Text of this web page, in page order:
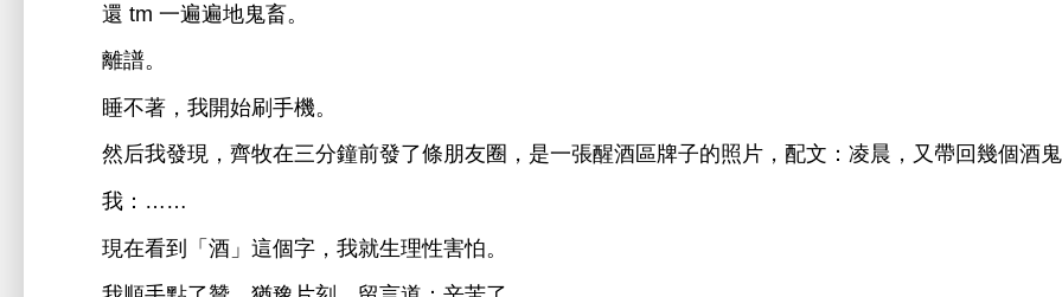
還 tm
遍遍
鬼畜。
譜。
著，
始刷
。
然后
現， 牧 分鐘 條朋友圈， 張 酒區牌子
照片，配文：凌晨，又帶回幾個酒
：……
現
到「酒」 個字， 就
理性害怕。